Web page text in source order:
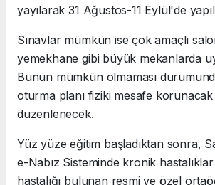
yayılarak 31 Ağustos-11 Eylül'de
Sınavlar mümkün ise çok amaçlı
yemekhane gibi büyük mekanlarda
Bunun mümkün olmaması
oturma planı fiziki mesafe korunacak
düzenlenecek.
Yüz yüze eğitim başladıktan sonra,
e-Nabız Sisteminde kronik
hastalığı bulunan resmi ve özel